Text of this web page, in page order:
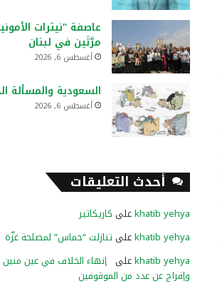
عاصفة “نيترات
مرَّتَين في لبنان
أغسطس 6, 2026
السعودية والمسألة
أغسطس 6, 2026
أحدث التعليقات
khatib yehyaعلى كاريكاتير
khatib yehyaعلى تنازلت “حماس” لمصلحة غزّة
khatib yehyaعلى إنهاء الخلاف في عين
وإفراج عن عدد من الموقوفين